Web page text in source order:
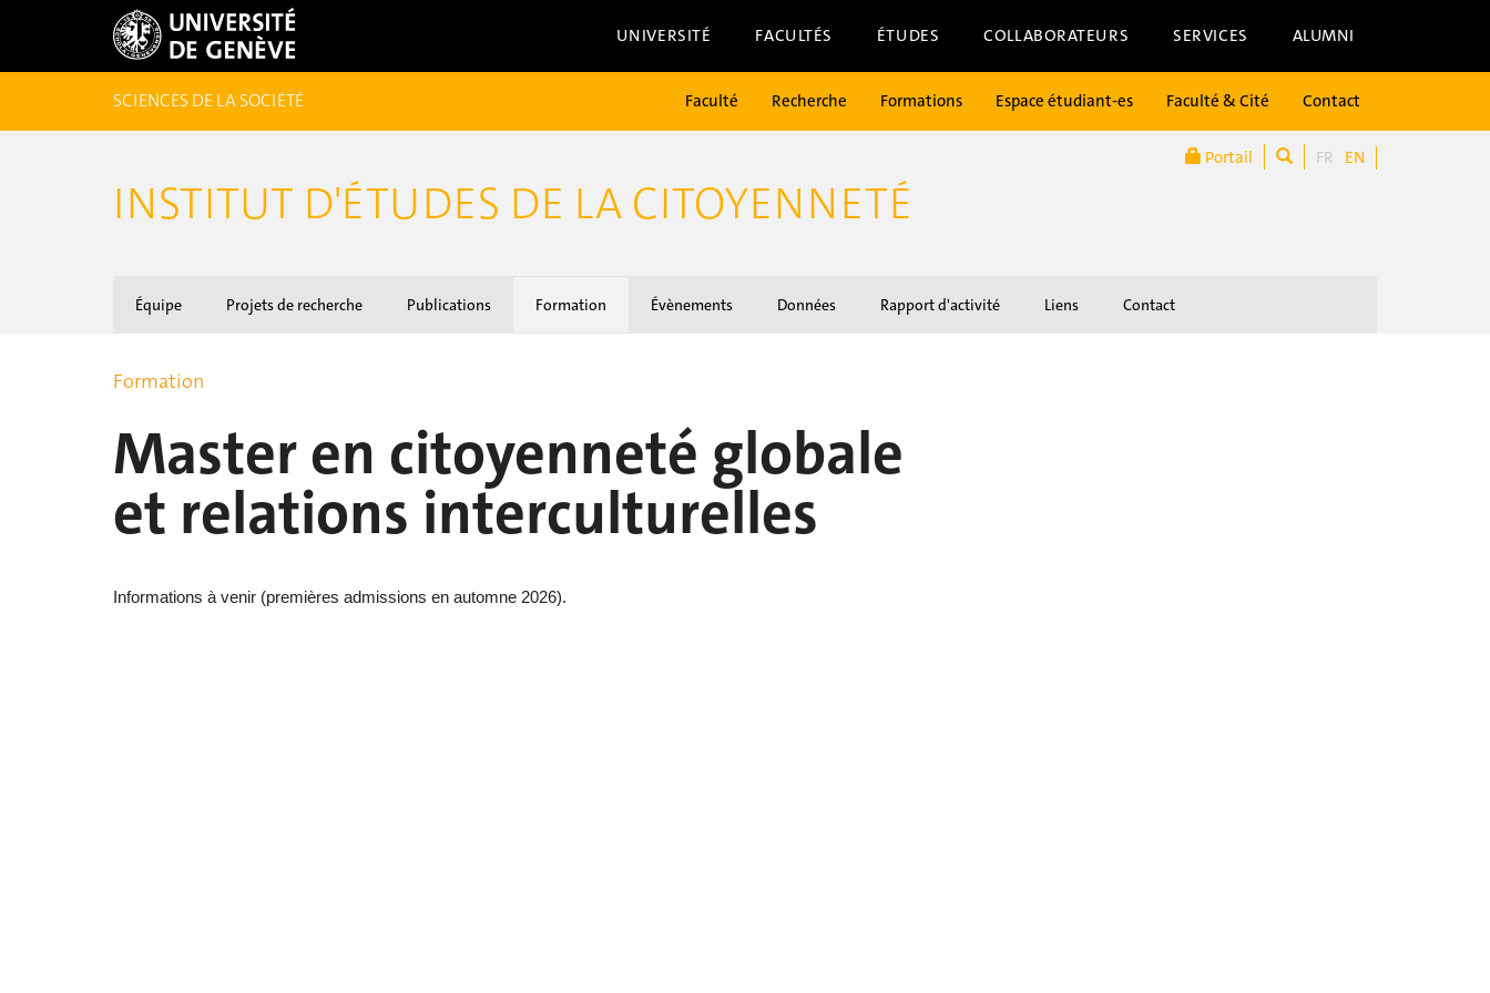
UNIVERSITÉ FACULTÉS ÉTUDES COLLABORATEURS SERVICES ALUMNI
Portail FR EN
SCIENCES DE LA SOCIÉTÉ Faculté Recherche Formations Espace étudiant-es Faculté & Cité Contact
INSTITUT D'ÉTUDES DE LA CITOYENNETÉ
Équipe Projets de recherche Publications Formation Évènements Données Rapport d'activité Liens Contact
Formation
Master en citoyenneté globale
et relations interculturelles
Informations à venir (premières admissions en automne 2026).